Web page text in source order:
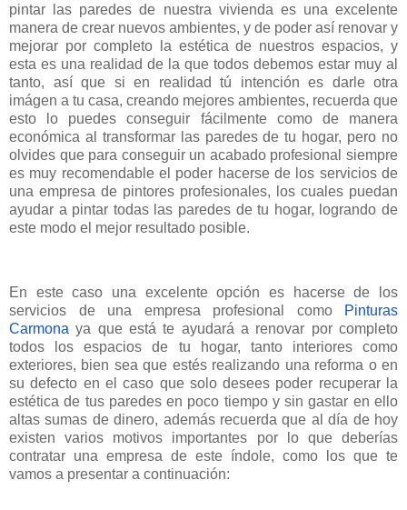
pintar las paredes de nuestra vivienda es una excelente
manera de crear nuevos ambientes, y de poder así renovar y
mejorar por completo la estética de nuestros espacios, y
esta es una realidad de la que todos debemos estar muy al
tanto, así que si en realidad tú intención es darle otra
imágen a tu casa, creando mejores ambientes, recuerda que
esto lo puedes conseguir fácilmente como de manera
económica al transformar las paredes de tu hogar, pero no
olvides que para conseguir un acabado profesional siempre
es muy recomendable el poder hacerse de los servicios de
una empresa de pintores profesionales, los cuales puedan
ayudar a pintar todas las paredes de tu hogar, logrando de
este modo el mejor resultado posible.
En este caso una excelente opción es hacerse de los
servicios de una empresa profesional como
Pinturas
Carmona ya que está te ayudará a renovar por completo
todos los espacios de tu hogar, tanto interiores como
exteriores, bien sea que estés realizando una reforma o en
su defecto en el caso que solo desees poder recuperar la
estética de tus paredes en poco tiempo y sin gastar en ello
altas sumas de dinero, además recuerda que al día de hoy
existen varios motivos importantes por lo que deberías
contratar una empresa de este índole, como los que te
vamos a presentar a continuación: